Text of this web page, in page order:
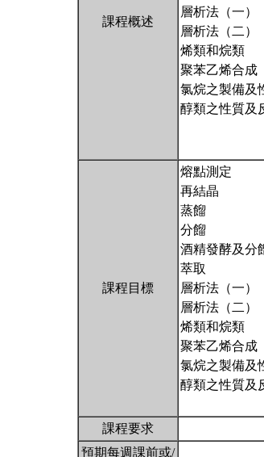
課程概述
層析法（一）
層析法（二）
烯類和烷類
聚苯乙烯合成
氯烷之製備及
醇類之性質及
課程目標
熔點測定
再結晶
蒸餾
分餾
酒精發酵及分
萃取
層析法（一）
層析法（二）
烯類和烷類
聚苯乙烯合成
氯烷之製備及
醇類之性質及
課程要求
預期每週課前或/